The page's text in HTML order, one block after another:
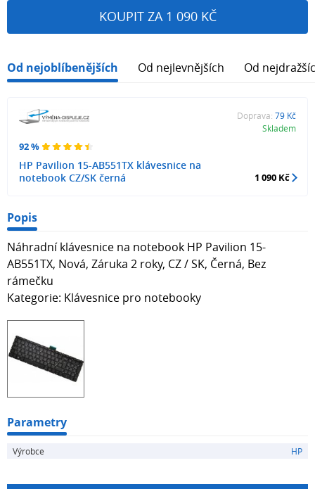
KOUPIT ZA 1 090 KČ
Od nejoblíbenějších Od nejlevnějších Od
92 %
HP Pavilion 15-AB551TX klávesnice na
notebook CZ/SK černá
Doprava: 79 Kč
Skladem
1 090 Kč
Popis
Náhradní klávesnice na notebook HP Pavilion 15-
AB551TX, Nová, Záruka 2 roky, CZ / SK, Černá, Bez
rámečku
Kategorie: Klávesnice pro notebooky
Parametry
Výrobce HP